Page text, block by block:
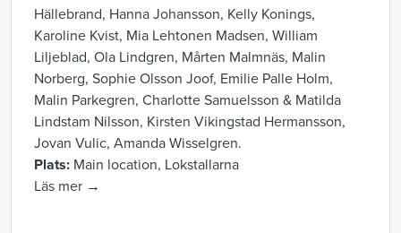
Hällebrand, Hanna Johansson, Kelly Konings,
Karoline Kvist, Mia Lehtonen Madsen, William
Liljeblad, Ola Lindgren, Mårten Malmnäs, Malin
Norberg, Sophie Olsson Joof, Emilie Palle Holm,
Malin Parkegren, Charlotte Samuelsson & Matilda
Lindstam Nilsson, Kirsten Vikingstad Hermansson,
Jovan Vulic, Amanda Wisselgren.
Plats: Main location, Lokstallarna
Läs mer →